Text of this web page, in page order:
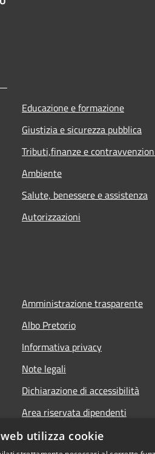
Educazione e formazione
Giustizia e sicurezza pubblica
Tributi,finanze e
Ambiente
Salute, benessere e assistenza
Autorizzazioni
Amministrazione trasparente
Albo Pretorio
Informativa privacy
Note legali
Dichiarazione di accessibilità
Area riservata dipendenti
utilizza cookie